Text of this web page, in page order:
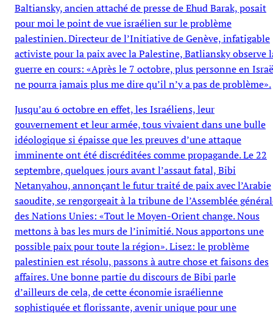
Baltiansky, ancien attaché de presse de Ehud Barak, posait
pour moi le point de vue israélien sur le problème
palestinien. Directeur de l’Initiative de Genève, infatigable
activiste pour la paix avec la Palestine, Batliansky observe
guerre en cours: «Après le 7 octobre, plus personne en
ne pourra jamais plus me dire qu’il n’y a pas de problème».
Jusqu’au 6 octobre en effet, les Israéliens, leur
gouvernement et leur armée, tous vivaient dans une bulle
idéologique si épaisse que les preuves d’une attaque
imminente ont été discréditées comme propagande. Le 22
septembre, quelques jours avant l’assaut fatal, Bibi
Netanyahou, annonçant le futur traité de paix avec l’Arabie
saoudite, se rengorgeait à la tribune de l’Assemblée
des Nations Unies: «Tout le Moyen-Orient change. Nous
mettons à bas les murs de l’inimitié. Nous apportons une
possible paix pour toute la région». Lisez: le problème
palestinien est résolu, passons à autre chose et faisons des
affaires. Une bonne partie du discours de Bibi parle
d’ailleurs de cela, de cette économie israélienne
sophistiquée et florissante, avenir unique pour une